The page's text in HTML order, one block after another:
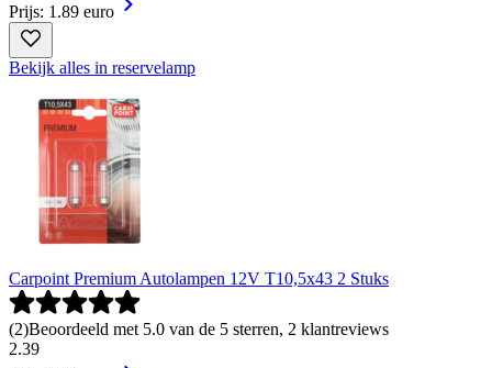
Prijs: 1.89 euro
Bekijk alles in reservelamp
Carpoint Premium Autolampen 12V T10,5x43 2 Stuks
(2)Beoordeeld met 5.0 van de 5 sterren, 2 klantreviews
2.39